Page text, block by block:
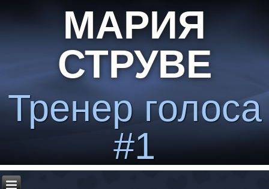
МАРИЯ
СТРУВЕ
Тренер голоса
#1